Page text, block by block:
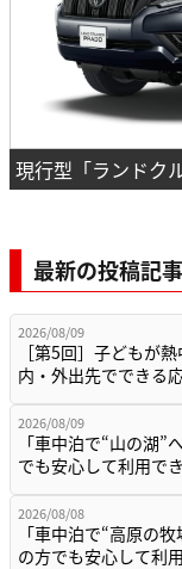
現行型「ランドク
最新の投稿記
2026/08/09
［第5回］子どもが
内・外出先でできる
2026/08/09
「車中泊で“山の湖”
でも安心して利用で
2026/08/08
「車中泊で“高原の
の方でも安心して利